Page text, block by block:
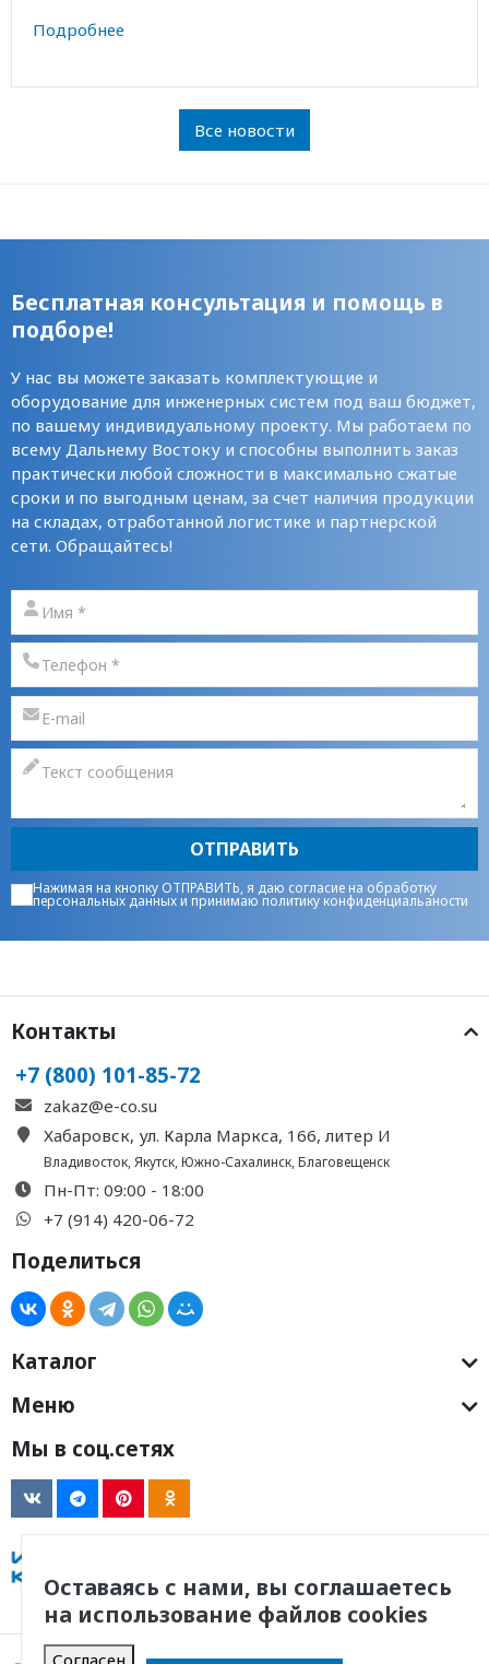
Подробнее
Все новости
Бесплатная консультация и помощь в
подборе!
У нас вы можете заказать комплектующие и
оборудование для инженерных систем под ваш бюджет,
по вашему индивидуальному проекту. Мы работаем по
всему Дальнему Востоку и способны выполнить заказ
практически любой сложности в максимально сжатые
сроки и по выгодным ценам, за счет наличия продукции
на складах, отработанной логистике и партнерской
сети. Обращайтесь!
ОТПРАВИТЬ
Нажимая на кнопку ОТПРАВИТЬ, я даю согласие на обработку
персональных данныхи принимаюполитику конфиденциальаности
Контакты
+7 (800) 101-85-72
zakaz@e-co.su
Хабаровск, ул. Карла Маркса, 166, литер И
Владивосток,Якутск,Южно-Сахалинск,Благовещенск
Пн-Пт: 09:00 - 18:00
+7 (914) 420-06-72
Поделиться
Каталог
Меню
Мы в соц.сетях
Оставаясь с нами, вы соглашаетесь
на использование файлов cookies
Согласен